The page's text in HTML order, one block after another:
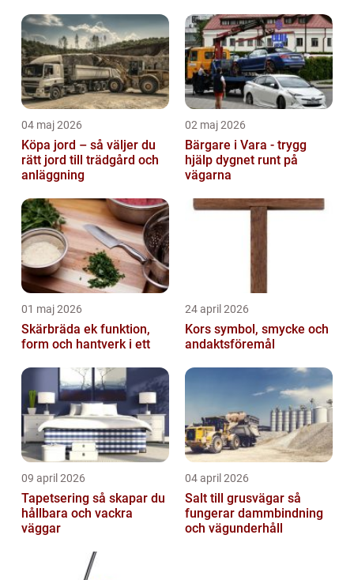
04 maj 2026
Köpa jord – så väljer du
rätt jord till trädgård och
anläggning
02 maj 2026
Bärgare i Vara - trygg
hjälp dygnet runt på
vägarna
01 maj 2026
Skärbräda ek funktion,
form och hantverk i ett
24 april 2026
Kors symbol, smycke och
andaktsföremål
09 april 2026
Tapetsering så skapar du
hållbara och vackra
väggar
04 april 2026
Salt till grusvägar så
fungerar dammbindning
och vägunderhåll